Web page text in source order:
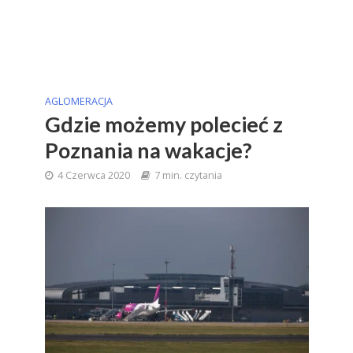
AGLOMERACJA
Gdzie możemy polecieć z
Poznania na wakacje?
4 Czerwca 2020 7 min. czytania